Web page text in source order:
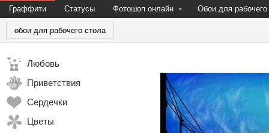
Граффити Статусы Фотошоп онлайн Обои для рабочего
обои для рабочего стола
Любовь
Приветствия
Сердечки
Цветы